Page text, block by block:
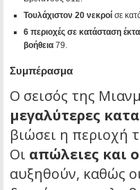
Τουλάχιστον 20 νεκροί σε
6 περιοχές σε κατάσταση
βοήθεια 79.
Συμπέρασμα
Ο σεισός της
μεγαλύτερες
βιώσει η περιοχή
Οι απώλειες και
αυξηθούν, καθώς